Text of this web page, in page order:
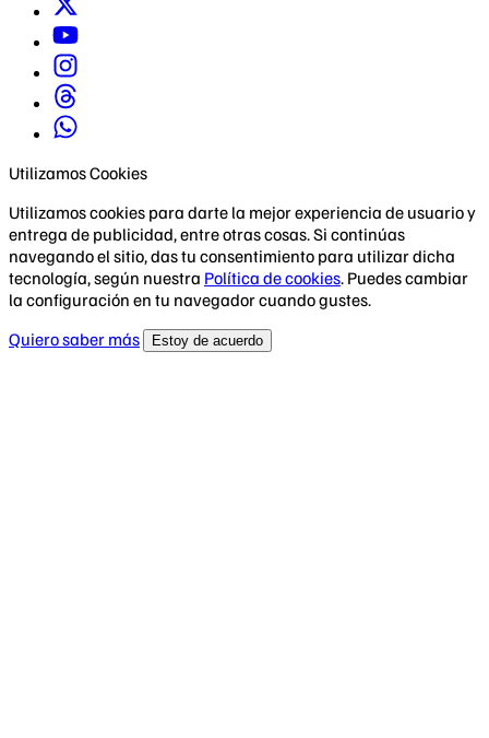
Utilizamos Cookies
Utilizamos cookies para darte la mejor experiencia de usuario y
entrega de publicidad, entre otras cosas. Si continúas
navegando el sitio, das tu consentimiento para utilizar dicha
tecnología, según nuestra Política de cookies. Puedes cambiar
la configuración en tu navegador cuando gustes.
Quiero saber más
Estoy de acuerdo